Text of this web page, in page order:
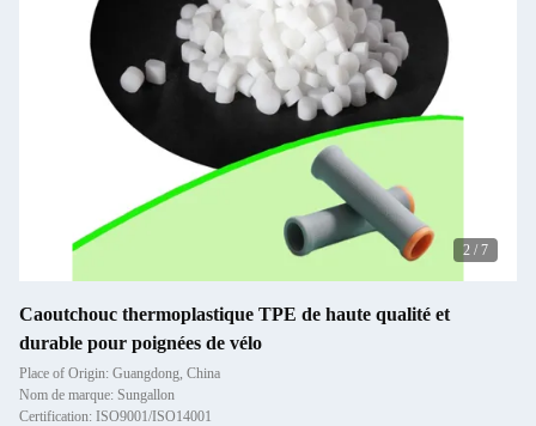
2 / 7
Caoutchouc thermoplastique TPE de haute qualité et
durable pour poignées de vélo
Place of Origin: Guangdong, China
Nom de marque: Sungallon
Certification: ISO9001/ISO14001